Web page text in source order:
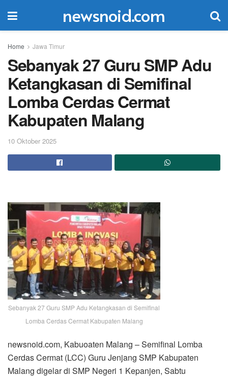
newsnoid.com
Home Jawa Timur
Sebanyak 27 Guru SMP Adu
Ketangkasan di Semifinal
Lomba Cerdas Cermat
Kabupaten Malang
10 Oktober 2025
Sebanyak 27 Guru SMP Adu Ketangkasan di Semifinal
Lomba Cerdas Cermat Kabupaten Malang
newsnoid.com, Kabuoaten Malang – Semifinal Lomba
Cerdas Cermat (LCC) Guru Jenjang SMP Kabupaten
Malang digelar di SMP Negeri 1 Kepanjen, Sabtu